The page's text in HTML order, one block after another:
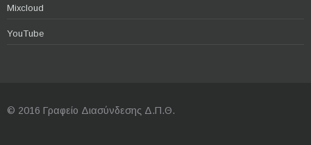
Mixcloud
YouTube
© 2016 Γραφείο Διασύνδεσης Δ.Π.Θ.